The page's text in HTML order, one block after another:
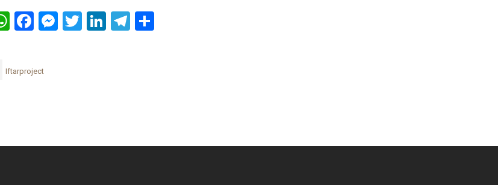
WhatsApp
Facebook
Messenger
Twitter
LinkedIn
Telegram
Iftarproject